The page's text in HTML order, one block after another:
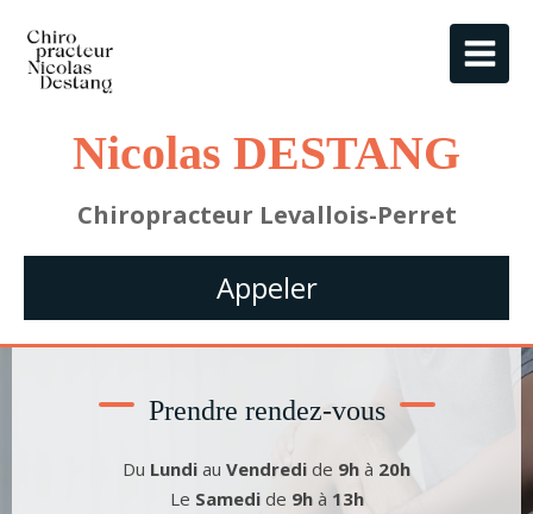
Nicolas DESTANG
Chiropracteur Levallois-Perret
Appeler
Prendre rendez-vous
Du Lundi au Vendredi de 9h à 20h
Le Samedide 9hà 13h